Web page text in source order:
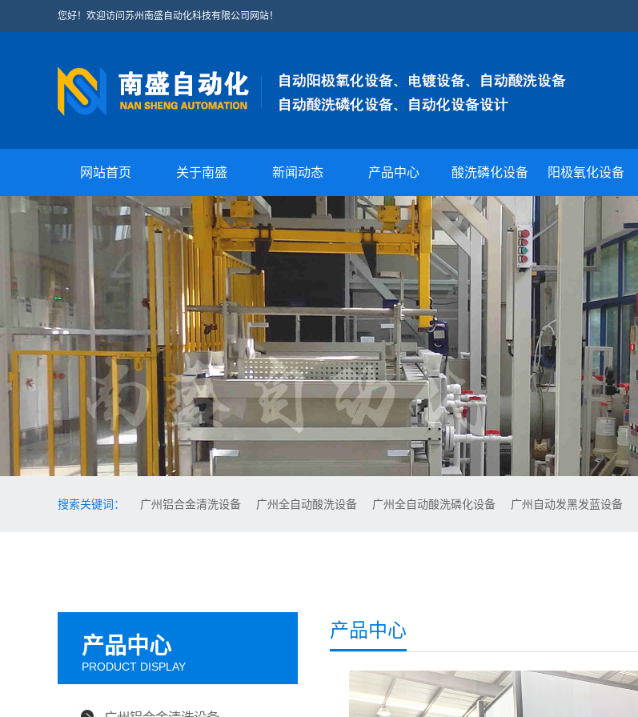
您好！欢迎访问苏州南盛自动化科技有限公司网站！
网站首页 关于南盛 新闻动态 产品中心 酸洗磷化设备 阳极氧化设备
搜索关键词： 广州铝合金清洗设备 广州全自动酸洗设备 广州全自动酸洗磷化设备 广州自动发黑发蓝设备
产品中心
PRODUCT DISPLAY
产品中心